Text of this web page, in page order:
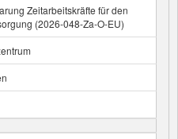
Zeitarbeitskräfte für den
(2026-048-Za-O-EU)